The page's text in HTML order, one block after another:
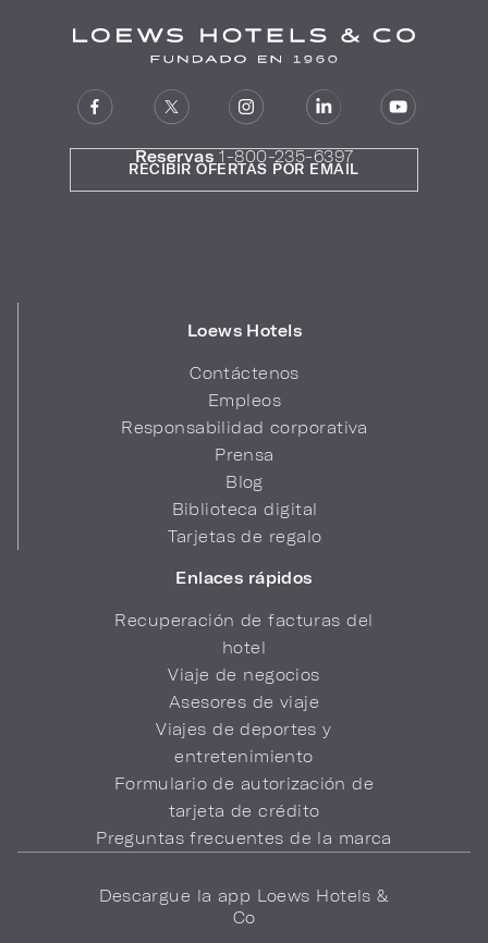
Reservas 1-800-235-6397
Loews Hotels
Contáctenos
Empleos
Responsabilidad corporativa
Prensa
Blog
Biblioteca digital
Tarjetas de regalo
Enlaces rápidos
Recuperación de facturas del
hotel
Viaje de negocios
Asesores de viaje
Viajes de deportes y
entretenimiento
Formulario de autorización de
tarjeta de crédito
Preguntas frecuentes de la marca
RECIBIR OFERTAS POR EMAIL
Descargue la app Loews Hotels &
Co